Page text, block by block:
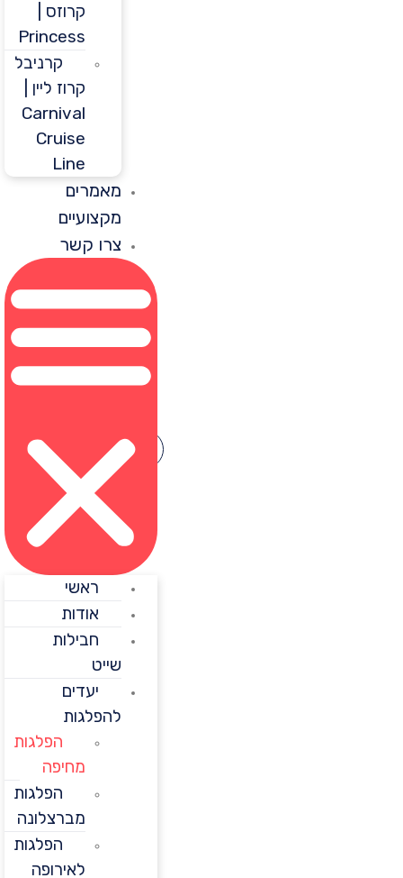
קרוזס |
Princess
קרניבל
קרוז ליין |
Carnival
Cruise
מאמרים
מקצועיים
צרו קשר
ראשי
אודות
חבילות
יעדים
להפלגות
הפלגות
מחיפה
הפלגות
מברצלונה
הפלגות
לאירופה